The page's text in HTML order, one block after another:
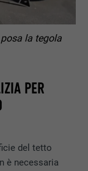
PER
del tetto
è necessaria
posa la tegola